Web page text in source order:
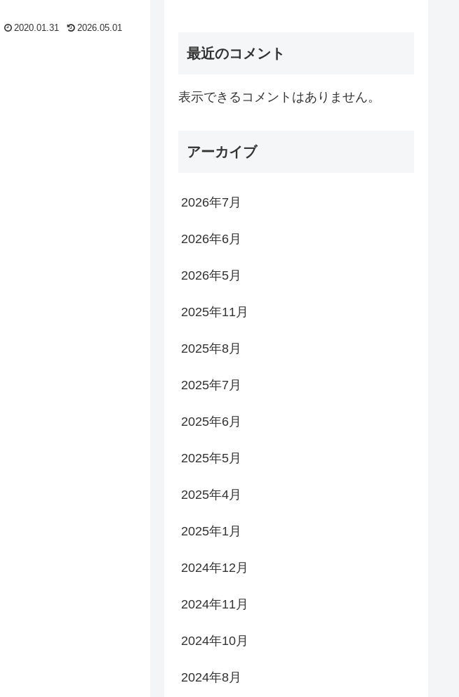
2020.01.31 2026.05.01
最近のコメント
表示できるコメントはありません。
アーカイブ
2026年7月
2026年6月
2026年5月
2025年11月
2025年8月
2025年7月
2025年6月
2025年5月
2025年4月
2025年1月
2024年12月
2024年11月
2024年10月
2024年8月